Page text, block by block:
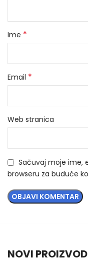
Ime *
Email *
Web stranica
Sačuvaj moje ime,
browseru za buduće
NOVI